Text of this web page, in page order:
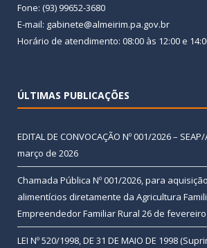
Fone: (93) 99652-3680
E-mail: gabinete@almeirim.pa.gov.br
Horário de atendimento: 08:00 às 12:00 e
ÚLTIMAS PUBLICAÇÕES
EDITAL DE CONVOCAÇÃO Nº 001/2026 – SEAP/
março de 2026
Chamada Pública Nº 001/2026, para
alimentícios diretamente da Agricultura
Empreendedor Familiar Rural 26 de
LEI Nº 520/1998, DE 31 DE MAIO DE 1998